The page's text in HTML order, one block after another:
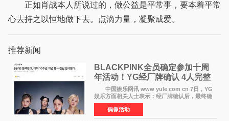
正如肖战本人所说过的，做公益是平常事，要本着平常
心去持之以恒地做下去。点滴力量，凝聚成爱。
推荐新闻
BLACKPINK全员确定参加十周
年活动！YG经厂牌确认 4人完整
体合体成行
中国娱乐网讯 www yule com cn 7日，YG
娱乐方面相关人士表示：经厂牌确认后，最终确
定4名成员均将出席。YG方面最终确认了智秀、
JENNIE、ROS&Eacute;、LISA四位
BLACKPINK成员全员出席，使组
偶像活动